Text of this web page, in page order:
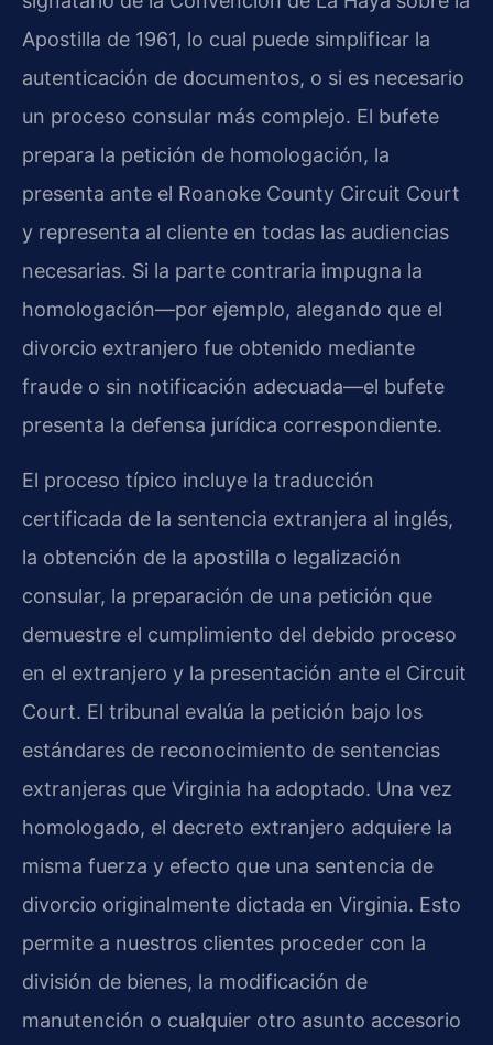
Apostilla de 1961, lo cual puede simplificar la
autenticación de documentos, o si es necesario
un proceso consular más complejo. El bufete
prepara la petición de homologación, la
presenta ante el Roanoke County Circuit Court
y representa al cliente en todas las audiencias
necesarias. Si la parte contraria impugna la
homologación—por ejemplo, alegando que el
divorcio extranjero fue obtenido mediante
fraude o sin notificación adecuada—el bufete
presenta la defensa jurídica correspondiente.
El proceso típico incluye la traducción
certificada de la sentencia extranjera al inglés,
la obtención de la apostilla o legalización
consular, la preparación de una petición que
demuestre el cumplimiento del debido proceso
en el extranjero y la presentación ante el Circuit
Court. El tribunal evalúa la petición bajo los
estándares de reconocimiento de sentencias
extranjeras que Virginia ha adoptado. Una vez
homologado, el decreto extranjero adquiere la
misma fuerza y efecto que una sentencia de
divorcio originalmente dictada en Virginia. Esto
permite a nuestros clientes proceder con la
división de bienes, la modificación de
manutención o cualquier otro asunto accesorio